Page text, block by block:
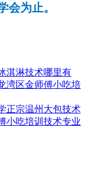
会为止。
淇淋技术哪里有
湾区金师傅小吃培
正宗温州大包技术
小吃培训技术专业